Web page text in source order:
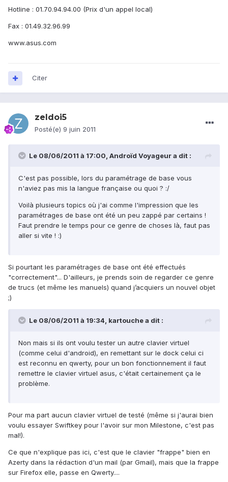
Hotline : 01.70.94.94.00 (Prix d'un appel local)
Fax : 01.49.32.96.99
www.asus.com
Citer
zeldoi5
Posté(e) 9 juin 2011
Le 08/06/2011 à 17:00, Androïd Voyageur a dit :
C'est pas possible, lors du paramétrage de base vous
n'aviez pas mis la langue française ou quoi ? :/
Voilà plusieurs topics où j'ai comme l'impression que les
paramétrages de base ont été un peu zappé par certains !
Faut prendre le temps pour ce genre de choses là, faut pas
aller si vite ! :)
Si pourtant les paramétrages de base ont été effectués
"correctement"... D'ailleurs, je prends soin de regarder ce genre
de trucs (et même les manuels) quand j’acquiers un nouvel objet
;)
Le 08/06/2011 à 19:34, kartouche a dit :
Non mais si ils ont voulu tester un autre clavier virtuel
(comme celui d'android), en remettant sur le dock celui ci
est reconnu en qwerty, pour un bon fonctionnement il faut
remettre le clavier virtuel asus, c'était certainement ça le
problème.
Pour ma part aucun clavier virtuel de testé (même si j'aurai bien
voulu essayer Swiftkey pour l'avoir sur mon Milestone, c'est pas
mal!).
Ce que n'explique pas ici, c'est que le clavier "frappe" bien en
Azerty dans la rédaction d'un mail (par Gmail), mais que la frappe
sur Firefox elle, passe en Qwerty....